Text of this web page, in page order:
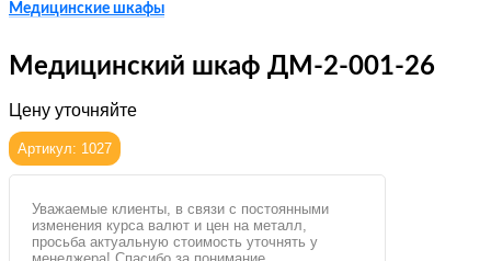
Медицинские шкафы
Медицинский шкаф ДМ-2-001-26
Цену уточняйте
Артикул: 1027
Уважаемые клиенты, в связи с постоянными
изменения курса валют и цен на металл,
просьба актуальную стоимость уточнять у